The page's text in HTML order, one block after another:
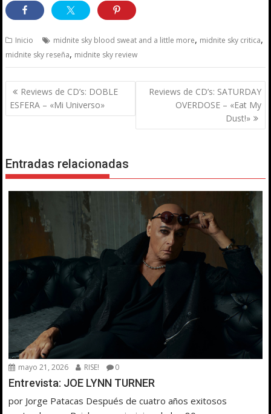
Inicio midnite sky blood sweat and a little more, midnite sky critica,
midnite sky reseña, midnite sky review
Navegación
de
entradas
Reviews de CD’s: DOBLE
ESFERA – «Mi Universo»
Reviews de CD’s: SATURDAY
OVERDOSE – «Eat My
Dust!»
Entradas relacionadas
mayo 21, 2026 RISE! 0
Entrevista: JOE LYNN TURNER
por Jorge Patacas Después de cuatro años exitosos